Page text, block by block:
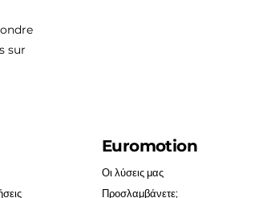
sur
Euromotion
Οι λύσεις μας
Προσλαμβάνετε;